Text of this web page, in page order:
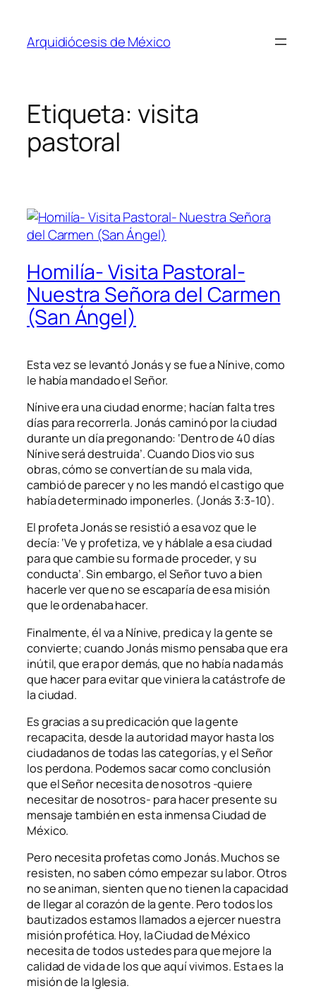
contenido
Arquidiócesis de México
Etiqueta: visita
pastoral
Homilía- Visita Pastoral-
Nuestra Señora del Carmen
(San Ángel)
Esta vez se levantó Jonás y se fue a Nínive, como
le había mandado el Señor.
Nínive era una ciudad enorme; hacían falta tres
días para recorrerla. Jonás caminó por la ciudad
durante un día pregonando: ‘Dentro de 40 días
Nínive será destruida’. Cuando Dios vio sus
obras, cómo se convertían de su mala vida,
cambió de parecer y no les mandó el castigo que
había determinado imponerles. (Jonás 3:3-10).
El profeta Jonás se resistió a esa voz que le
decía: ‘Ve y profetiza, ve y háblale a esa ciudad
para que cambie su forma de proceder, y su
conducta’. Sin embargo, el Señor tuvo a bien
hacerle ver que no se escaparía de esa misión
que le ordenaba hacer.
Finalmente, él va a Nínive, predica y la gente se
convierte; cuando Jonás mismo pensaba que era
inútil, que era por demás, que no había nada más
que hacer para evitar que viniera la catástrofe de
la ciudad.
Es gracias a su predicación que la gente
recapacita, desde la autoridad mayor hasta los
ciudadanos de todas las categorías, y el Señor
los perdona. Podemos sacar como conclusión
que el Señor necesita de nosotros -quiere
necesitar de nosotros- para hacer presente su
mensaje también en esta inmensa Ciudad de
México.
Pero necesita profetas como Jonás. Muchos se
resisten, no saben cómo empezar su labor. Otros
no se animan, sienten que no tienen la capacidad
de llegar al corazón de la gente. Pero todos los
bautizados estamos llamados a ejercer nuestra
misión profética. Hoy, la Ciudad de México
necesita de todos ustedes para que mejore la
calidad de vida de los que aquí vivimos. Esta es la
misión de la Iglesia.